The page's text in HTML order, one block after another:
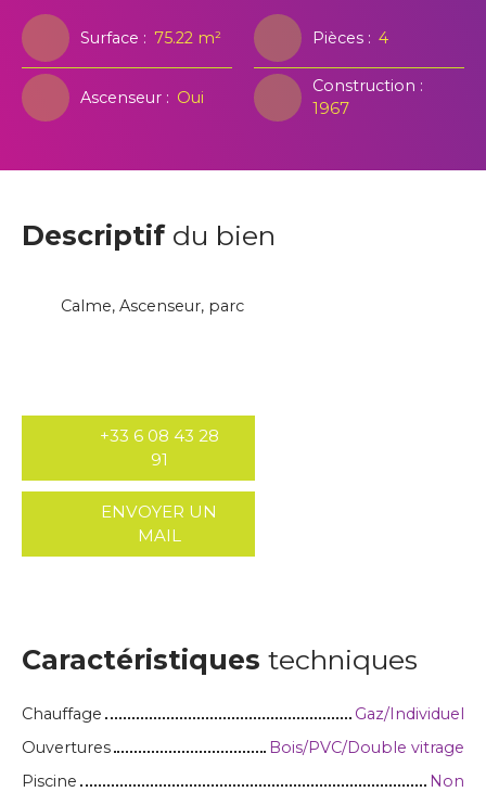
Surface : 75.22 m² Pièces: 4
Ascenseur: Oui
Construction :
1967
Descriptif du bien
Calme, Ascenseur, parc
+33 6 08 43 28
91
ENVOYER UN
MAIL
Caractéristiques techniques
Chauffage
Gaz/Individuel
Ouvertures
Bois/PVC/Double vitrage
Piscine
Non